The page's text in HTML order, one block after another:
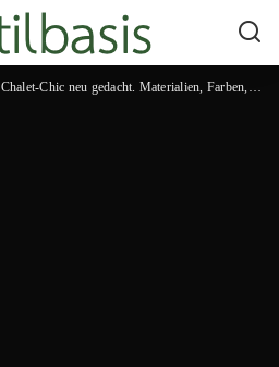
Chalet-Chic neu gedacht. Materialien, Farben, Licht und schöne Geschenke